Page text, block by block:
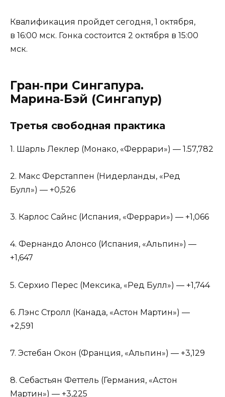
Квалификация пройдет сегодня, 1 октября,
в 16:00 мск. Гонка состоится 2 октября в 15:00
мск.
Гран‑при Сингапура.
Марина‑Бэй (Сингапур)
Третья свободная практика
1. Шарль Леклер (Монако, «Феррари») — 1.57,782
2. Макс Ферстаппен (Нидерланды, «Ред
Булл») — +0,526
3. Карлос Сайнс (Испания, «Феррари») — +1,066
4. Фернандо Алонсо (Испания, «Альпин») —
+1,647
5. Серхио Перес (Мексика, «Ред Булл») — +1,744
6. Лэнс Стролл (Канада, «Астон Мартин») —
+2,591
7. Эстебан Окон (Франция, «Альпин») — +3,129
8. Себастьян Феттель (Германия, «Астон
Мартин») — +3,225